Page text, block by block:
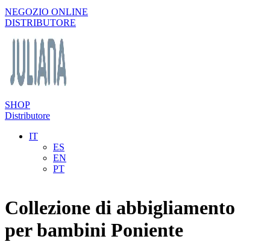
NEGOZIO ONLINE
DISTRIBUTORE
SHOP
Distributore
IT
ES
EN
PT
Collezione di abbigliamento
per bambini Poniente